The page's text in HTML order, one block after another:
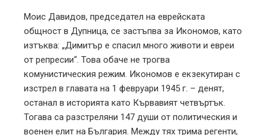
Моис Давидов, председател на еврейската
общност в Дупница, се застъпва за Икономов, като
изтъква: „Димитър е спасил много животи и евреи
от репресии“. Това обаче не трогва
комунистическия режим. Икономов е екзекутиран с
изстрел в главата на 1 февруари 1945 г. – денят,
останал в историята като Кървавият четвъртък.
Тогава са разстреляни 147 души от политическия и
военен елит на България. Между тях трима регенти,